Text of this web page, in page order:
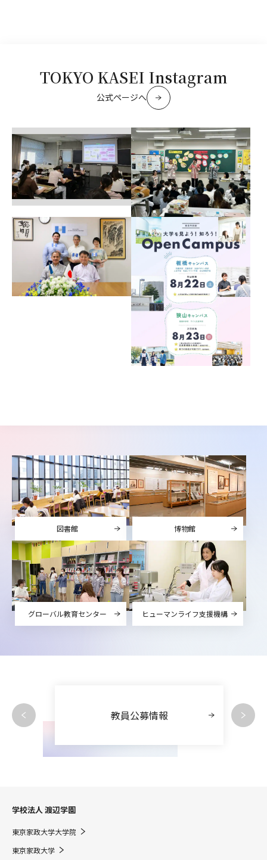
TOKYO KASEI Instagram
公式ページへ
図書館 博物館
グローバル教育センター ヒューマンライフ支援機構
教員公募情報
学校法人 渡辺学園
東京家政大学大学院
東京家政大学